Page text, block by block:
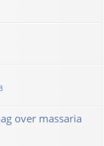
over massaria